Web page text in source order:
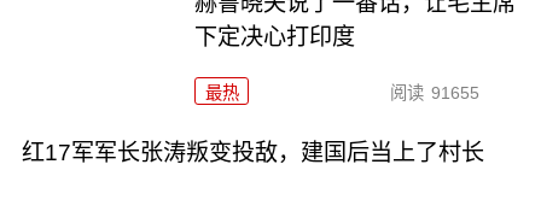
下定决心打印度
最热 阅读 91655
红17军军长张涛叛变投敌，建国后当上了村长